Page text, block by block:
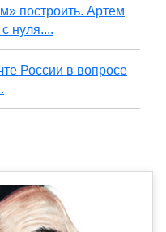
построить. Артем
нуля....
России в вопросе